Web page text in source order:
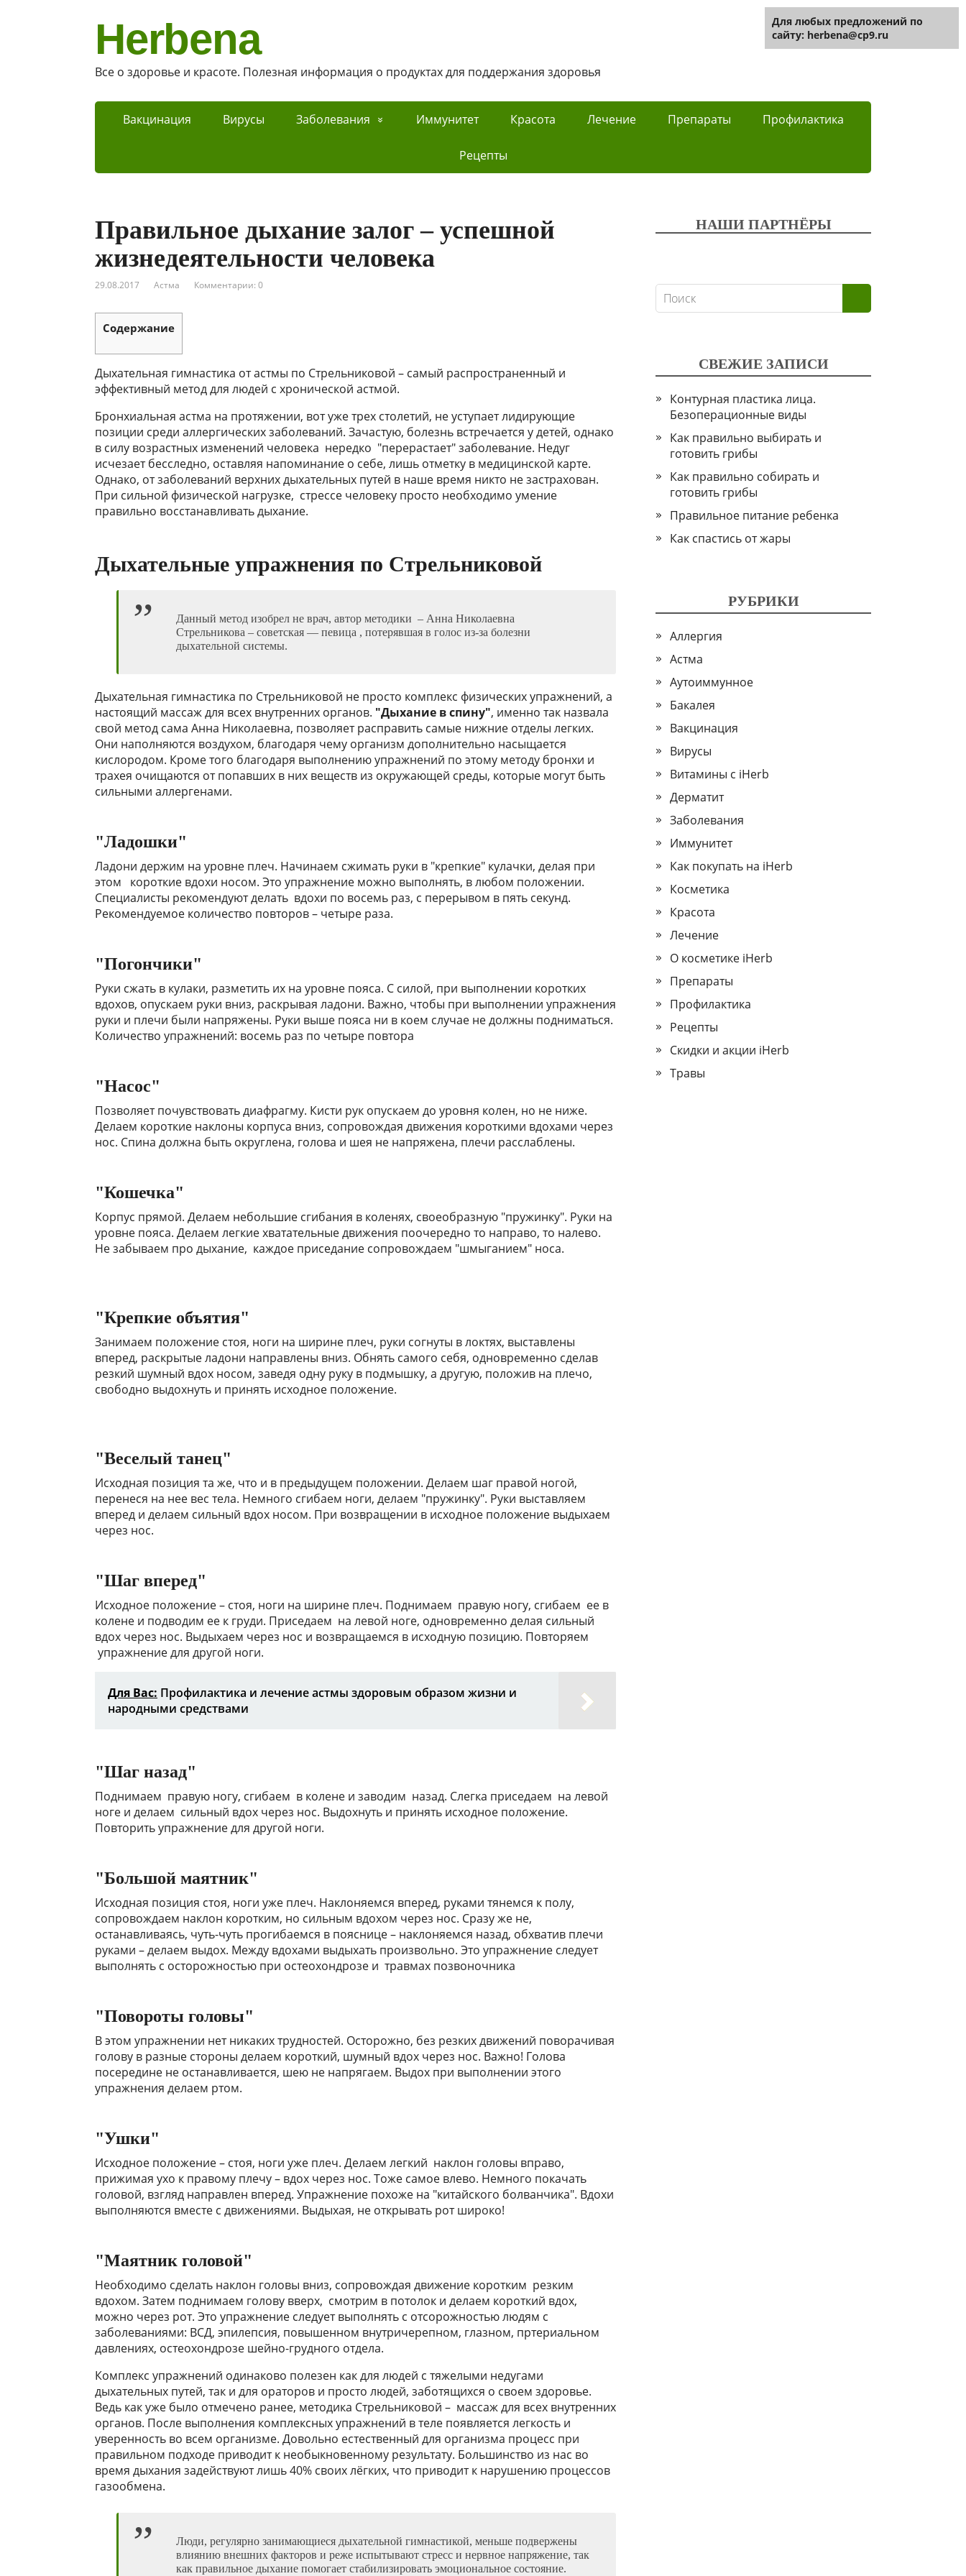
Herbena
Все о здоровье и красоте. Полезная информация о продуктах для поддержания здоровья
Вакцинация Вирусы Заболевания Иммунитет Красота Лечение Препараты Профилактика
Рецепты
Правильное дыхание залог – успешной
жизнедеятельности человека
29.08.2017 Астма Комментарии: 0
Содержание
Дыхательная гимнастика от астмы по Стрельниковой – самый распространенный и
эффективный метод для людей с хронической астмой.
Бронхиальная астма на протяжении, вот уже трех столетий, не уступает лидирующие
позиции среди аллергических заболеваний. Зачастую, болезнь встречается у детей, однако
в силу возрастных изменений человека нередко "перерастает" заболевание. Недуг
исчезает бесследно, оставляя напоминание о себе, лишь отметку в медицинской карте.
Однако, от заболеваний верхних дыхательных путей в наше время никто не застрахован.
При сильной физической нагрузке, стрессе человеку просто необходимо умение
правильно восстанавливать дыхание.
Дыхательные упражнения по Стрельниковой
Данный метод изобрел не врач, автор методики – Анна Николаевна
Стрельникова – советская — певица , потерявшая в голос из-за болезни
дыхательной системы.
Дыхательная гимнастика по Стрельниковой не просто комплекс физических упражнений, а
настоящий массаж для всех внутренних органов. "Дыхание в спину", именно так назвала
свой метод сама Анна Николаевна, позволяет расправить самые нижние отделы легких.
Они наполняются воздухом, благодаря чему организм дополнительно насыщается
кислородом. Кроме того благодаря выполнению упражнений по этому методу бронхи и
трахея очищаются от попавших в них веществ из окружающей среды, которые могут быть
сильными аллергенами.
"Ладошки"
Ладони держим на уровне плеч. Начинаем сжимать руки в "крепкие" кулачки, делая при
этом короткие вдохи носом. Это упражнение можно выполнять, в любом положении.
Специалисты рекомендуют делать вдохи по восемь раз, с перерывом в пять секунд.
Рекомендуемое количество повторов – четыре раза.
"Погончики"
Руки сжать в кулаки, разметить их на уровне пояса. С силой, при выполнении коротких
вдохов, опускаем руки вниз, раскрывая ладони. Важно, чтобы при выполнении упражнения
руки и плечи были напряжены. Руки выше пояса ни в коем случае не должны подниматься.
Количество упражнений: восемь раз по четыре повтора
"Насос"
Позволяет почувствовать диафрагму. Кисти рук опускаем до уровня колен, но не ниже.
Делаем короткие наклоны корпуса вниз, сопровождая движения короткими вдохами через
нос. Спина должна быть округлена, голова и шея не напряжена, плечи расслаблены.
"Кошечка"
Корпус прямой. Делаем небольшие сгибания в коленях, своеобразную "пружинку". Руки на
уровне пояса. Делаем легкие хватательные движения поочередно то направо, то налево.
Не забываем про дыхание, каждое приседание сопровождаем "шмыганием" носа.
"Крепкие объятия"
Занимаем положение стоя, ноги на ширине плеч, руки согнуты в локтях, выставлены
вперед, раскрытые ладони направлены вниз. Обнять самого себя, одновременно сделав
резкий шумный вдох носом, заведя одну руку в подмышку, а другую, положив на плечо,
свободно выдохнуть и принять исходное положение.
"Веселый танец"
Исходная позиция та же, что и в предыдущем положении. Делаем шаг правой ногой,
перенеся на нее вес тела. Немного сгибаем ноги, делаем "пружинку". Руки выставляем
вперед и делаем сильный вдох носом. При возвращении в исходное положение выдыхаем
через нос.
"Шаг вперед"
Исходное положение – стоя, ноги на ширине плеч. Поднимаем правую ногу, сгибаем ее в
колене и подводим ее к груди. Приседаем на левой ноге, одновременно делая сильный
вдох через нос. Выдыхаем через нос и возвращаемся в исходную позицию. Повторяем
упражнение для другой ноги.
Для Вас: Профилактика и лечение астмы здоровым образом жизни и
народными средствами
"Шаг назад"
Поднимаем правую ногу, сгибаем в колене и заводим назад. Слегка приседаем на левой
ноге и делаем сильный вдох через нос. Выдохнуть и принять исходное положение.
Повторить упражнение для другой ноги.
"Большой маятник"
Исходная позиция стоя, ноги уже плеч. Наклоняемся вперед, руками тянемся к полу,
сопровождаем наклон коротким, но сильным вдохом через нос. Сразу же не,
останавливаясь, чуть-чуть прогибаемся в пояснице – наклоняемся назад, обхватив плечи
руками – делаем выдох. Между вдохами выдыхать произвольно. Это упражнение следует
выполнять с осторожностью при остеохондрозе и травмах позвоночника
"Повороты головы"
В этом упражнении нет никаких трудностей. Осторожно, без резких движений поворачивая
голову в разные стороны делаем короткий, шумный вдох через нос. Важно! Голова
посередине не останавливается, шею не напрягаем. Выдох при выполнении этого
упражнения делаем ртом.
"Ушки"
Исходное положение – стоя, ноги уже плеч. Делаем легкий наклон головы вправо,
прижимая ухо к правому плечу – вдох через нос. Тоже самое влево. Немного покачать
головой, взгляд направлен вперед. Упражнение похоже на "китайского болванчика". Вдохи
выполняются вместе с движениями. Выдыхая, не открывать рот широко!
"Маятник головой"
Необходимо сделать наклон головы вниз, сопровождая движение коротким резким
вдохом. Затем поднимаем голову вверх, смотрим в потолок и делаем короткий вдох,
можно через рот. Это упражнение следует выполнять с отсорожностью людям с
заболеваниями: ВСД, эпилепсия, повышенном внутричерепном, глазном, пртериальном
давлениях, остеохондрозе шейно-грудного отдела.
Комплекс упражнений одинаково полезен как для людей с тяжелыми недугами
дыхательных путей, так и для ораторов и просто людей, заботящихся о своем здоровье.
Ведь как уже было отмечено ранее, методика Стрельниковой – массаж для всех внутренних
органов. После выполнения комплексных упражнений в теле появляется легкость и
уверенность во всем организме. Довольно естественный для организма процесс при
правильном подходе приводит к необыкновенному результату. Большинство из нас во
время дыхания задействуют лишь 40% своих лёгких, что приводит к нарушению процессов
газообмена.
Люди, регулярно занимающиеся дыхательной гимнастикой, меньше подвержены
влиянию внешних факторов и реже испытывают стресс и нервное напряжение, так
как правильное дыхание помогает стабилизировать эмоциональное состояние.
НАШИ ПАРТНЁРЫ
СВЕЖИЕ ЗАПИСИ
Контурная пластика лица.
Безоперационные виды
Как правильно выбирать и
готовить грибы
Как правильно собирать и
готовить грибы
Правильное питание ребенка
Как спастись от жары
РУБРИКИ
Аллергия
Астма
Аутоиммунное
Бакалея
Вакцинация
Вирусы
Витамины с iHerb
Дерматит
Заболевания
Иммунитет
Как покупать на iHerb
Косметика
Красота
Лечение
О косметике iHerb
Препараты
Профилактика
Рецепты
Скидки и акции iHerb
Травы
Для любых предложений по
сайту: herbena@cp9.ru